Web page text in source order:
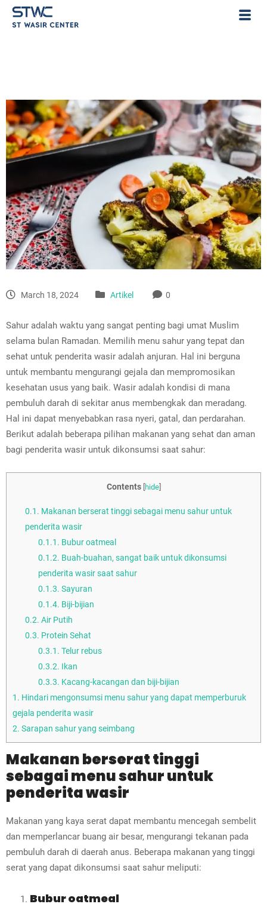
March 18, 2024 Artikel 0
Sahur adalah waktu yang sangat penting bagi umat Muslim
selama bulan Ramadan. Memilih menu sahur yang tepat dan
sehat untuk penderita wasir adalah anjuran. Hal ini berguna
untuk membantu mengurangi gejala dan mempromosikan
kesehatan usus yang baik. Wasir adalah kondisi di mana
pembuluh darah di sekitar anus membengkak dan meradang.
Hal ini dapat menyebabkan rasa nyeri, gatal, dan perdarahan.
Berikut adalah beberapa pilihan makanan yang sehat dan aman
bagi penderita wasir untuk dikonsumsi saat sahur:
Contents hide]
0.1. Makanan berserat tinggi sebagai menu sahur untuk
penderita wasir
0.1.1. Bubur oatmeal
0.1.2. Buah-buahan, sangat baik untuk dikonsumsi
penderita wasir saat sahur
0.1.3. Sayuran
0.1.4. Biji-bijian
0.2. Air Putih
0.3. Protein Sehat
0.3.1. Telur rebus
0.3.2. Ikan
0.3.3. Kacang-kacangan dan biji-bijian
1. Hindari mengonsumsi menu sahur yang dapat memperburuk
gejala penderita wasir
2. Sarapan sahur yang seimbang
Makanan berserat tinggi
sebagai menu sahur untuk
penderita wasir
Makanan yang kaya serat dapat membantu mencegah sembelit
dan memperlancar buang air besar, mengurangi tekanan pada
pembuluh darah di daerah anus. Beberapa makanan yang tinggi
serat yang dapat dikonsumsi saat sahur meliputi:
Bubur oatmeal